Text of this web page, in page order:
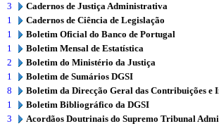
3
Cadernos de Justiça Administrativa
1
Cadernos de Ciência de Legislação
1
Boletim Oficial do Banco de Portugal
1
Boletim Mensal de Estatística
2
Boletim do Ministério da Justiça
1
Boletim de Sumários DGSI
8
Boletim da Direcção Geral das Contribuições e
1
Boletim Bibliográfico da DGSI
3
Acordãos Doutrinais do Supremo Tribunal